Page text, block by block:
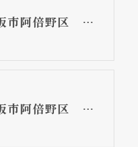
大阪市阿倍野区 分譲マンションの浴室リフォーム工事 二点式ユニットバス
大阪市阿倍野区 マンションのシャワーユニット取替リフォーム工事 浴槽なしです